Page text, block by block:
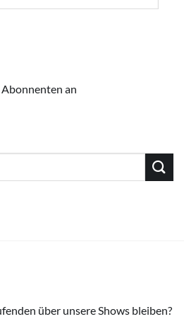
an
über unsere Shows bleiben?